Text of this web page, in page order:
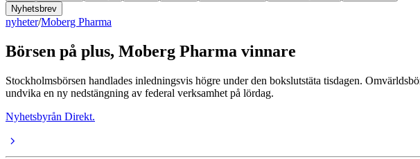
Nyhetsbrev
nyheter/Moberg Pharma
Börsen på plus, Moberg Pharma vinnare
Stockholmsbörsen handlades inledningsvis högre under den bokslutstäta tisdagen.
undvika en ny nedstängning av federal verksamhet på lördag.
Nyhetsbyrån Direkt.